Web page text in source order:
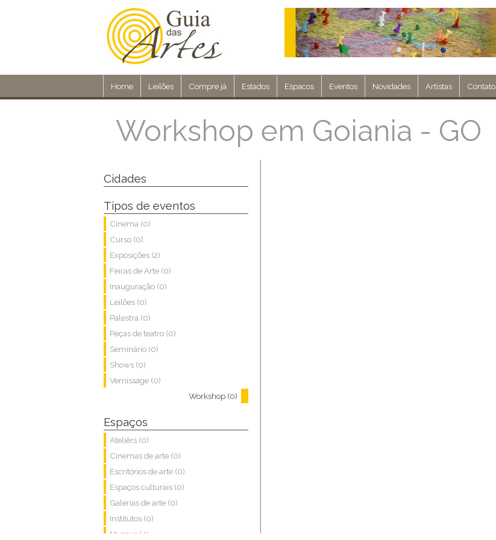
Home Leilões Compre já Estados Espacos Eventos Novidades Artistas Contato
Workshop em Goiania - GO
Cidades
Tipos de eventos
Cinema (0)
Curso (0)
Exposições (2)
Feiras de Arte (0)
Inauguração (0)
Leilões (0)
Palestra (0)
Peças de teatro (0)
Seminário (0)
Shows (0)
Vernissage (0)
Workshop (0)
Espaços
Ateliêrs (0)
Cinemas de arte (0)
Escritórios de arte (0)
Espaços culturais (0)
Galerias de arte (0)
Institutos (0)
Museus (4)